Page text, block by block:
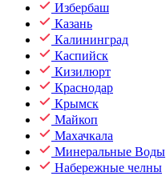
Избербаш
Казань
Калининград
Каспийск
Кизилюрт
Краснодар
Крымск
Майкоп
Махачкала
Минеральные Воды
Набережные челны